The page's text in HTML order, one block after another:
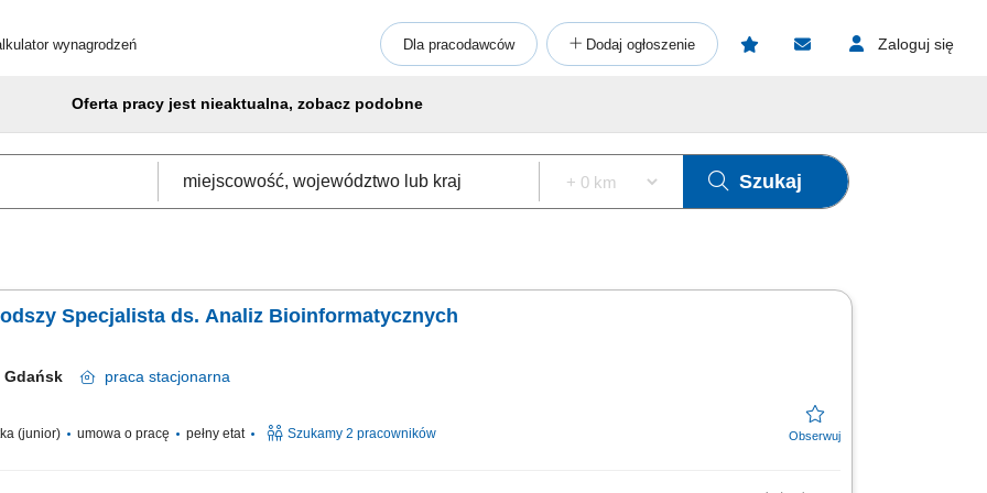
wynagrodzeń Dla pracodawców Dodaj ogłoszenie Zaloguj się
Oferta pracy jest nieaktualna, zobacz podobne
Szukaj
Specjalista ds. Analiz Bioinformatycznych
Gdańsk praca stacjonarna
(junior) umowa o pracę pełny etat Szukamy 2 pracowników